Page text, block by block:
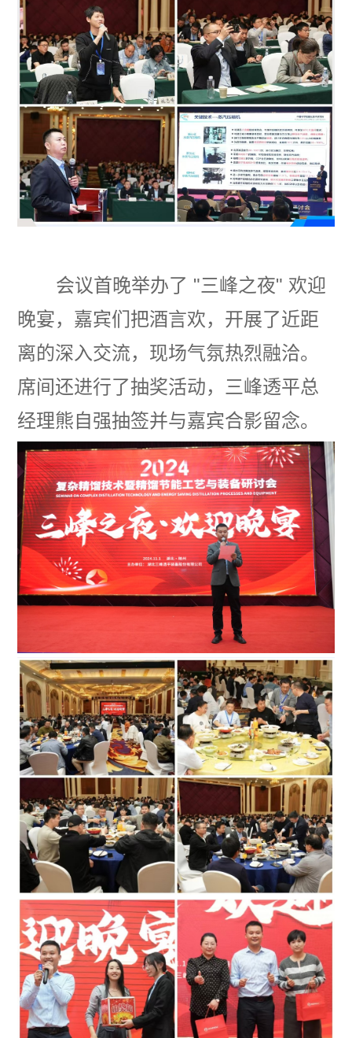
会议首晚举办了 "三峰之夜"欢迎
晚宴，嘉宾们把酒言欢，开展了近距
离的深入交流，现场气氛热烈融洽。
席间还进行了抽奖活动，三峰透平总
经理熊自强抽签并与嘉宾合影留念。